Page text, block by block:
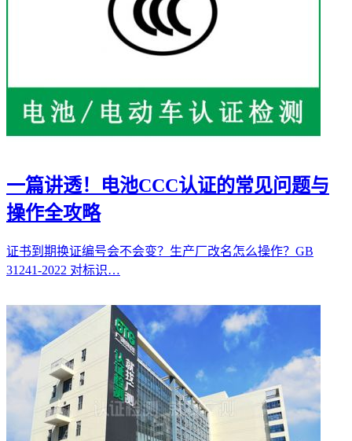
一篇讲透！电池CCC认证的常见问题与
操作全攻略
证书到期换证编号会不会变？生产厂改名怎么操作？GB
31241-2022 对标识…